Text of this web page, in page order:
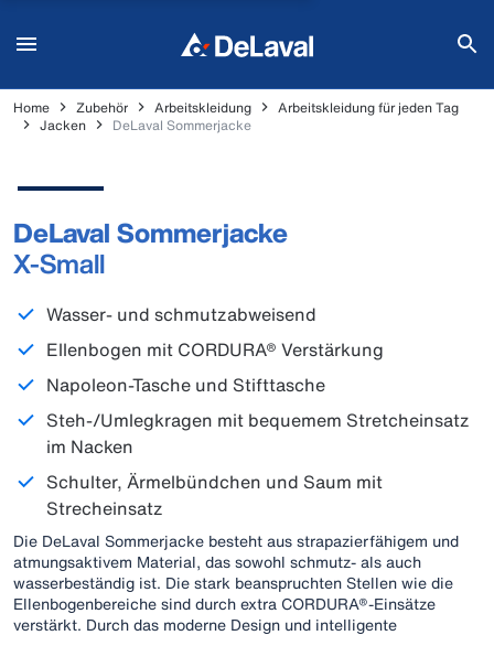
Home Zubehör Arbeitskleidung
Arbeitskleidung für jeden Tag
Jacken
DeLaval Sommerjacke
DeLaval Sommerjacke
X-Small
Wasser- und schmutzabweisend
Ellenbogen mit CORDURA® Verstärkung
Napoleon-Tasche und Stifttasche
Steh-/Umlegkragen mit bequemem Stretcheinsatz
im Nacken
Schulter, Ärmelbündchen und Saum mit
Strecheinsatz
Die DeLaval Sommerjacke besteht aus strapazierfähigem und
atmungsaktivem Material, das sowohl schmutz- als auch
wasserbeständig ist. Die stark beanspruchten Stellen wie die
Ellenbogenbereiche sind durch extra CORDURA®-Einsätze
verstärkt. Durch das moderne Design und intelligente